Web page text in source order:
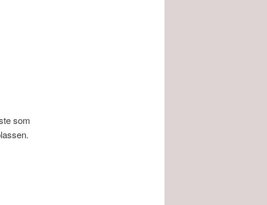
som